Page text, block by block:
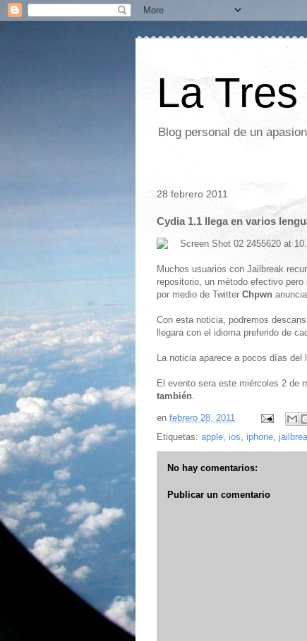
La
Blog personal de un
28 febrero 2011
Cydia 1.1 llega en varios
Muchos usuarios con Jailbreak
repositorio, un método efectivo
por medio de Twitter Chpwn
Con esta noticia, podremos
llegara con el idioma preferido de
La noticia aparece a pocos días
El evento sera este miércoles 2 de
también.
en febrero 28, 2011
Etiquetas: apple, ios, iphone,
No hay comentarios:
Publicar un comentario